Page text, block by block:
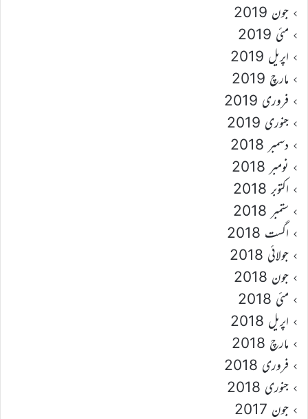
جون 2019
مئی 2019
اپریل 2019
مارچ 2019
فروری 2019
جنوری 2019
دسمبر 2018
نومبر 2018
اکتوبر 2018
ستمبر 2018
اگست 2018
جولائی 2018
جون 2018
مئی 2018
اپریل 2018
مارچ 2018
فروری 2018
جنوری 2018
جون 2017